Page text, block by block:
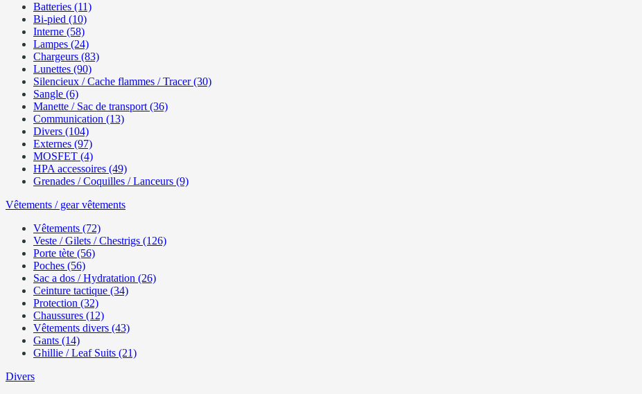
Batteries (11)
Bi-pied (10)
Interne (58)
Lampes (24)
Chargeurs (83)
Lunettes (90)
Silencieux / Cache flammes / Tracer (30)
Sangle (6)
Manette / Sac de transport (36)
Communication (13)
Divers (104)
Externes (97)
MOSFET (4)
HPA accessoires (49)
Grenades / Coquilles / Lanceurs (9)
Vêtements / gear vêtements
Vêtements (72)
Veste / Gilets / Chestrigs (126)
Porte tète (56)
Poches (56)
Sac a dos / Hydratation (26)
Ceinture tactique (34)
Protection (32)
Chaussures (12)
Vêtements divers (43)
Gants (14)
Ghillie / Leaf Suits (21)
Divers